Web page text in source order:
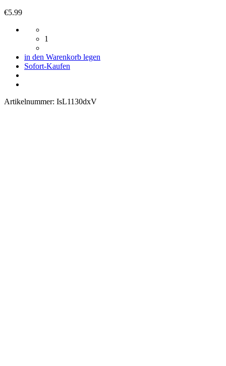
€5.99
1
in den Warenkorb legen
Sofort-Kaufen
Artikelnummer: IsL1130dxV